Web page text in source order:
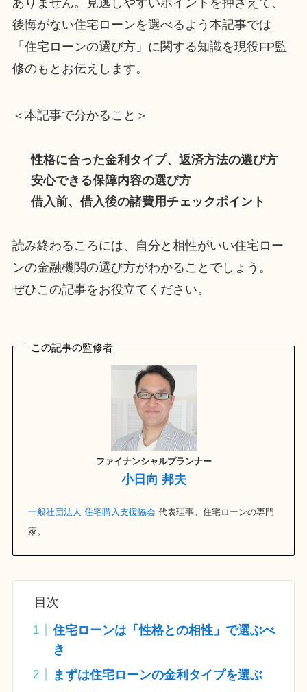
ありません。見逃しやすいポイントを押さえて、
後悔がない住宅ローンを選べるよう本記事では
「住宅ローンの選び方」に関する知識を現役FP監
修のもとお伝えします。
＜本記事で分かること＞
性格に合った金利タイプ、返済方法の選び方
安心できる保障内容の選び方
借入前、借入後の諸費用チェックポイント
読み終わるころには、自分と相性がいい住宅ロー
ンの金融機関の選び方がわかることでしょう。
ぜひこの記事をお役立てください。
この記事の監修者
ファイナンシャルプランナー
小日向 邦夫
一般社団法人 住宅購入支援協会 代表理事。住宅ローンの専門
家。
目次
住宅ローンは「性格との相性」で選ぶべ
き
まずは住宅ローンの金利タイプを選ぶ